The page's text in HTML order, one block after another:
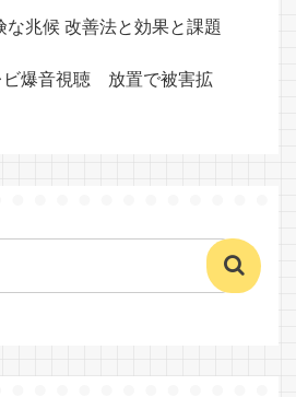
な兆候 改善法と効果と課題
ビ爆音視聴 放置で被害拡